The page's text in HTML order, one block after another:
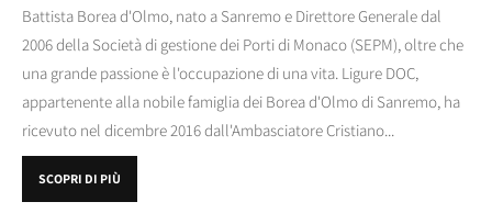
Battista Borea d'Olmo, nato a Sanremo e Direttore Generale dal
2006 della Società di gestione dei Porti di Monaco (SEPM), oltre che
una grande passione è l'occupazione di una vita. Ligure DOC,
appartenente alla nobile famiglia dei Borea d'Olmo di Sanremo, ha
ricevuto nel dicembre 2016 dall'Ambasciatore Cristiano...
SCOPRI DI PIÙ